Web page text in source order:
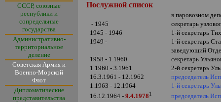
СССР, союзные
республики и
сопредельные
государства
Административно-
территориальное
деление
Советская Армия и
Военно-Морской
Флот
Дипломатические
представительства
Послужной список
в паровозном
- 1945
секретарь
1945 - 1946
1-й секретарь
1949 -
1-й секретарь
заведующий
1958 - 1.1960
секретарь
1.1960 - 3.1961
2-й секретарь
16.3.1961 - 12.1962
председатель
1.1963 - 12.1964
1-й секретарь
16.12.1964 -9.4.19781 председатель